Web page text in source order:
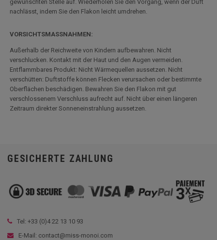
gewünschten Stelle auf. Wiederholen Sie den Vorgang, wenn der Duft
nachlässt, indem Sie den Flakon leicht umdrehen.
VORSICHTSMASSNAHMEN:
Außerhalb der Reichweite von Kindern aufbewahren. Nicht
verschlucken. Kontakt mit der Haut und den Augen vermeiden.
Entflammbares Produkt: Nicht Wärmequellen aussetzen. Nicht
verschütten: Duftstoffe können Flecken verursachen oder bestimmte
Oberflächen beschädigen. Bewahren Sie den Flakon mit gut
verschlossenem Verschluss aufrecht auf. Nicht über einen längeren
Zeitraum direkter Sonneneinstrahlung aussetzen.
GESICHERTE ZAHLUNG
Tel: +33 (0)4 22 13 10 93
E-Mail: contact@miss-monoi.com